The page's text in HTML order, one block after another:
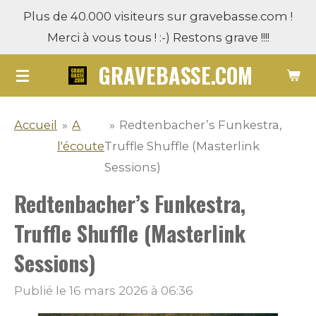
Passer
contenu
principal
GRAVEBASSE.COM
Plus de 40.000 visiteurs sur gravebasse.com !
Merci à vous tous ! :-) Restons grave !!!!
Accueil » A
l'écoute
» Redtenbacher’s Funkestra,
Truffle Shuffle (Masterlink
Sessions)
Redtenbacher’s Funkestra,
Truffle Shuffle (Masterlink
Sessions)
Publié le 16 mars 2026 à 06:36